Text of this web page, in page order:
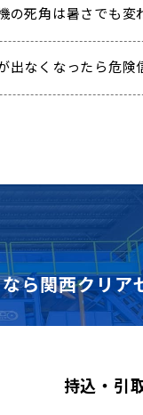
の死角は暑さでも変
出なくなったら危険
ら関西クリア
持込・引